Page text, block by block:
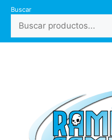
Saltar
contenido
Buscar